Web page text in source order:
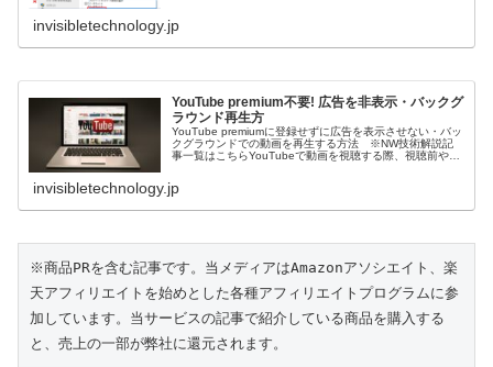
invisibletechnology.jp
YouTube premium不要! 広告を非表示・バックグ
ラウンド再生方
YouTube premiumに登録せずに広告を表示させない・バッ
クグラウンドでの動画を再生する方法 ※NW技術解説記
事一覧はこちらYouTubeで動画を視聴する際、視聴前や途
invisibletechnology.jp
※商品PRを含む記事です。当メディアはAmazonアソシエイト、楽
天アフィリエイトを始めとした各種アフィリエイトプログラムに参
加しています。当サービスの記事で紹介している商品を購入する
と、売上の一部が弊社に還元されます。